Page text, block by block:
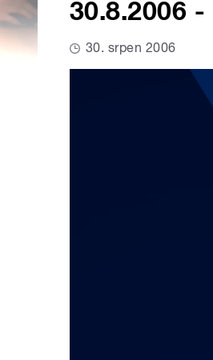
30.8.2006
30. srpen 2006